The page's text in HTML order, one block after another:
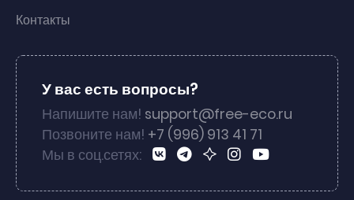
Контакты
У вас есть вопросы?
Напишите нам! support@free-eco.ru
Позвоните нам! +7 (996) 913 41 71
Мы в соц.сетях: